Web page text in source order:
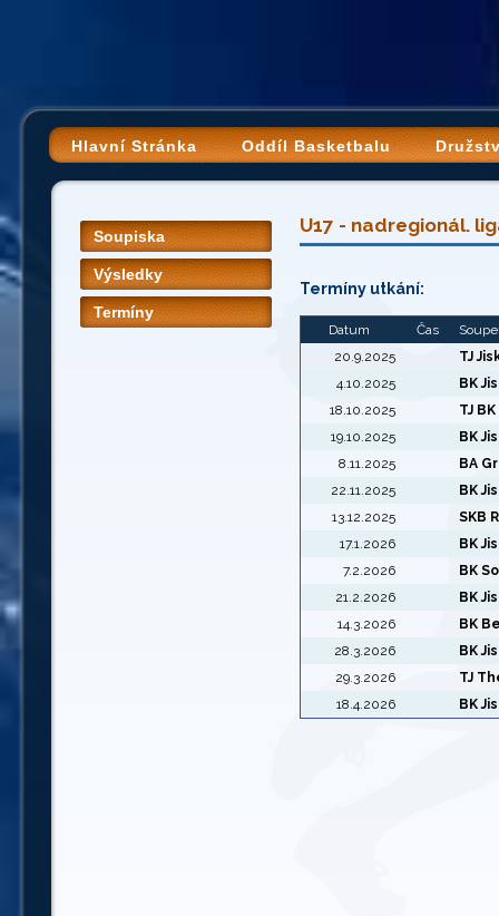
Hlavní Stránka Oddíl Basketbalu
Soupiska
Výsledky
Termíny
U17 - nadregionál.
Termíny utkání:
Datum Čas
20.9.2025
TJ
4.10.2025
BK
18.10.2025
TJ
19.10.2025
BK
8.11.2025
BA
22.11.2025
BK
13.12.2025
SKB
17.1.2026
BK
7.2.2026
BK
21.2.2026
BK
14.3.2026
BK
28.3.2026
BK
29.3.2026
TJ
18.4.2026
BK